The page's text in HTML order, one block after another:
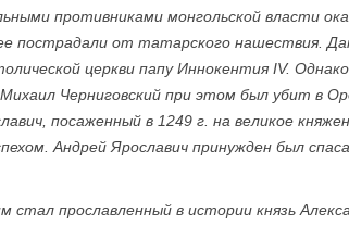
противниками монгольской власти
пострадали от татарского нашествия.
церкви папу Иннокентия IV.
Черниговский при этом был убит в
посаженный в 1249 г. на великое
Андрей Ярославич принужден был
стал прославленный в истории князь